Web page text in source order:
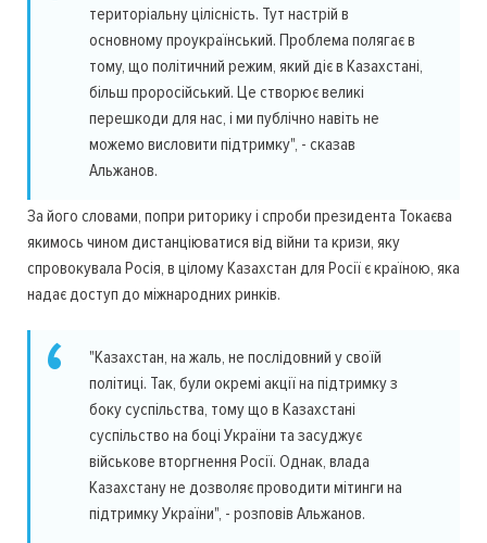
територіальну цілісність. Тут настрій в
основному проукраїнський. Проблема полягає в
тому, що політичний режим, який діє в Казахстані,
більш проросійський. Це створює великі
перешкоди для нас, і ми публічно навіть не
можемо висловити підтримку", - сказав
Альжанов.
За його словами, попри риторику і спроби президента Токаєва
якимось чином дистанціюватися від війни та кризи, яку
спровокувала Росія, в цілому Казахстан для Росії є країною, яка
надає доступ до міжнародних ринків.
"Казахстан, на жаль, не послідовний у своїй
політиці. Так, були окремі акції на підтримку з
боку суспільства, тому що в Казахстані
суспільство на боці України та засуджує
військове вторгнення Росії. Однак, влада
Казахстану не дозволяє проводити мітинги на
підтримку України", - розповів Альжанов.